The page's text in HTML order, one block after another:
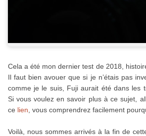
Cela a été mon dernier test de 2018,
Il faut bien avouer que si je n’étais pas
comme je le suis, Fuji aurait été dans les
Si vous voulez en savoir plus à ce sujet,
ce lien , vous comprendrez facilement
Voilà, nous sommes arrivés à la fin de